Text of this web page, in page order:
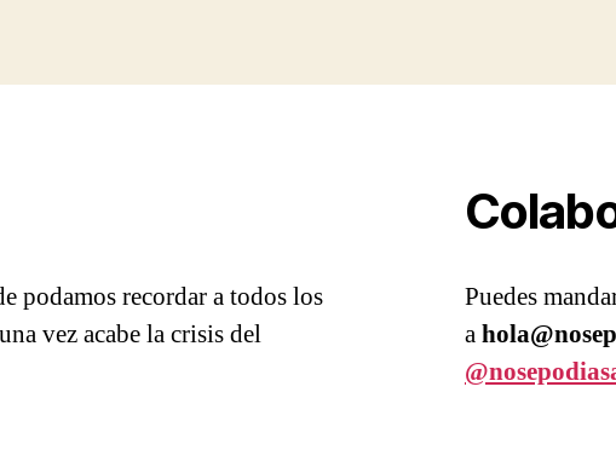
podamos recordar a todos los
vez acabe la crisis del
Puedes
a